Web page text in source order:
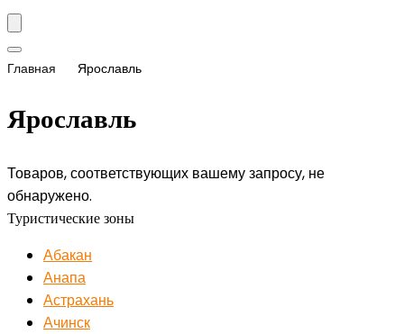
Главная Ярославль
Ярославль
Товаров, соответствующих вашему запросу, не
обнаружено.
Туристические зоны
Абакан
Анапа
Астрахань
Ачинск